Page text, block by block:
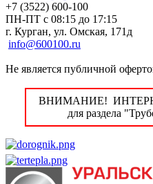
+7 (3522) 600-100
ПН-ПТ с 08:15 до 17:15
г. Курган, ул. Омская, 171д
info@600100.ru
Не является публичной
ВНИМАНИЕ!
для раздела